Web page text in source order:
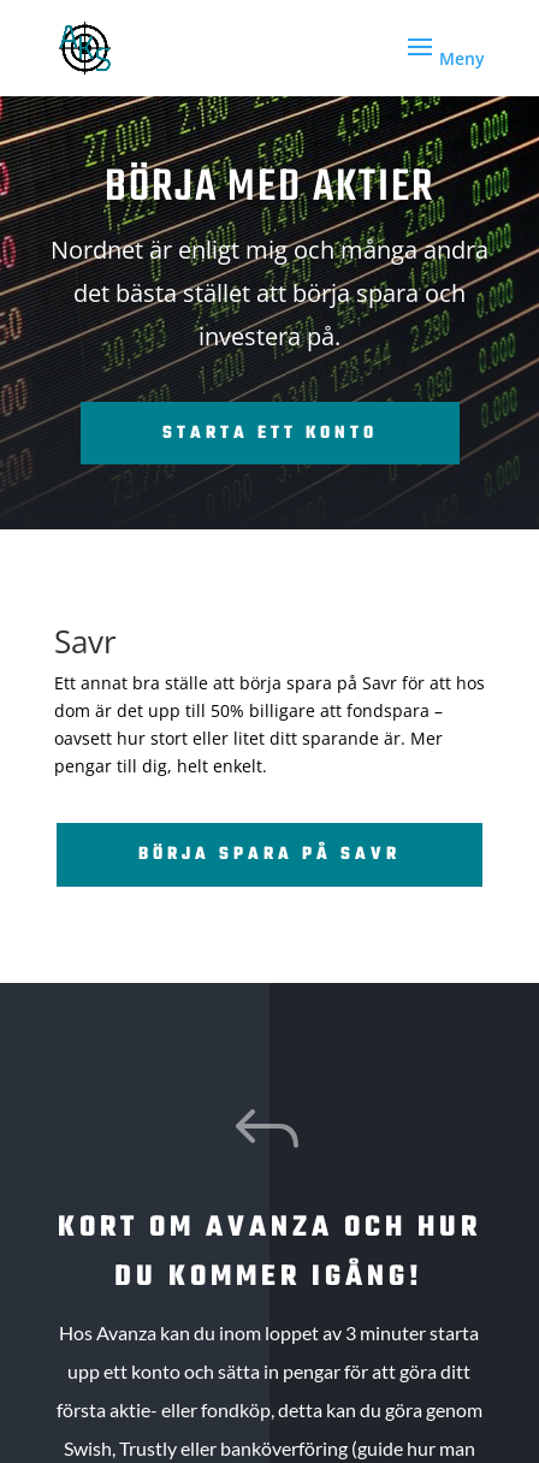
BÖRJA MED AKTIER
Nordnet är enligt mig och många andra
det bästa stället att börja spara och
investera på.
STARTA ETT KONTO
Savr
Ett annat bra ställe att börja spara på Savr för att hos
dom är det upp till 50% billigare att fondspara –
oavsett hur stort eller litet ditt sparande är. Mer
pengar till dig, helt enkelt.
BÖRJA SPARA PÅ SAVR
J
KORT OM AVANZA OCH HUR
DU KOMMER IGÅNG!
Hos Avanza kan du inom loppet av 3 minuter starta
upp ett konto och sätta in pengar för att göra ditt
första aktie- eller fondköp, detta kan du göra genom
Swish, Trustly eller banköverföring (guide hur man